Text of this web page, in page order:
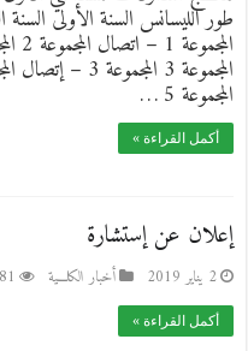
المجموعة 5 …
أكمل القراءة »
إعلان عن إستشارة
2 يناير 2019 أخبار الكلـــية
أكمل القراءة »